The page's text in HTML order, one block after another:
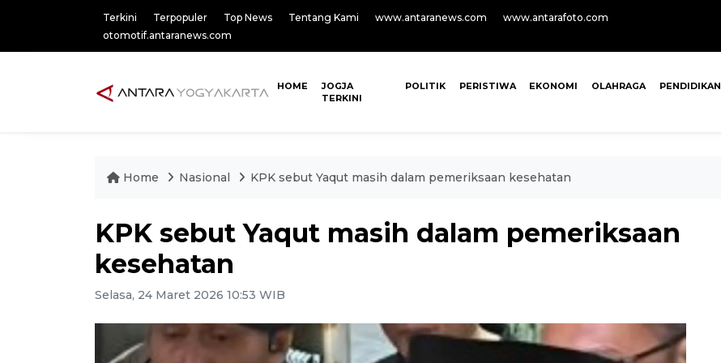
Terkini Terpopuler Top News Tentang Kami www.antaranews.com
www.antarafoto.com
otomotif.antaranews.com
HOME
JOGJA
TERKINI
POLITIK PERISTIWA EKONOMI OLAHRAGA PENDIDIKAN
Home Nasional KPK sebut Yaqut masih dalam pemeriksaan kesehatan
KPK sebut Yaqut masih dalam pemeriksaan
kesehatan
Selasa, 24 Maret 2026 10:53 WIB